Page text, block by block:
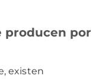
producen por
existen